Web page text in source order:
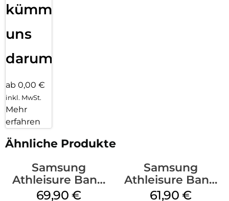
kümmern
uns
darum!
ab 0,00 €
inkl. MwSt.
Mehr
erfahren
Ähnliche Produkte
Samsung
Athleisure Band
(M/L) Galaxy
69,90 €
Samsung
Athleisure Band
(M/L) Galaxy
61,90 €